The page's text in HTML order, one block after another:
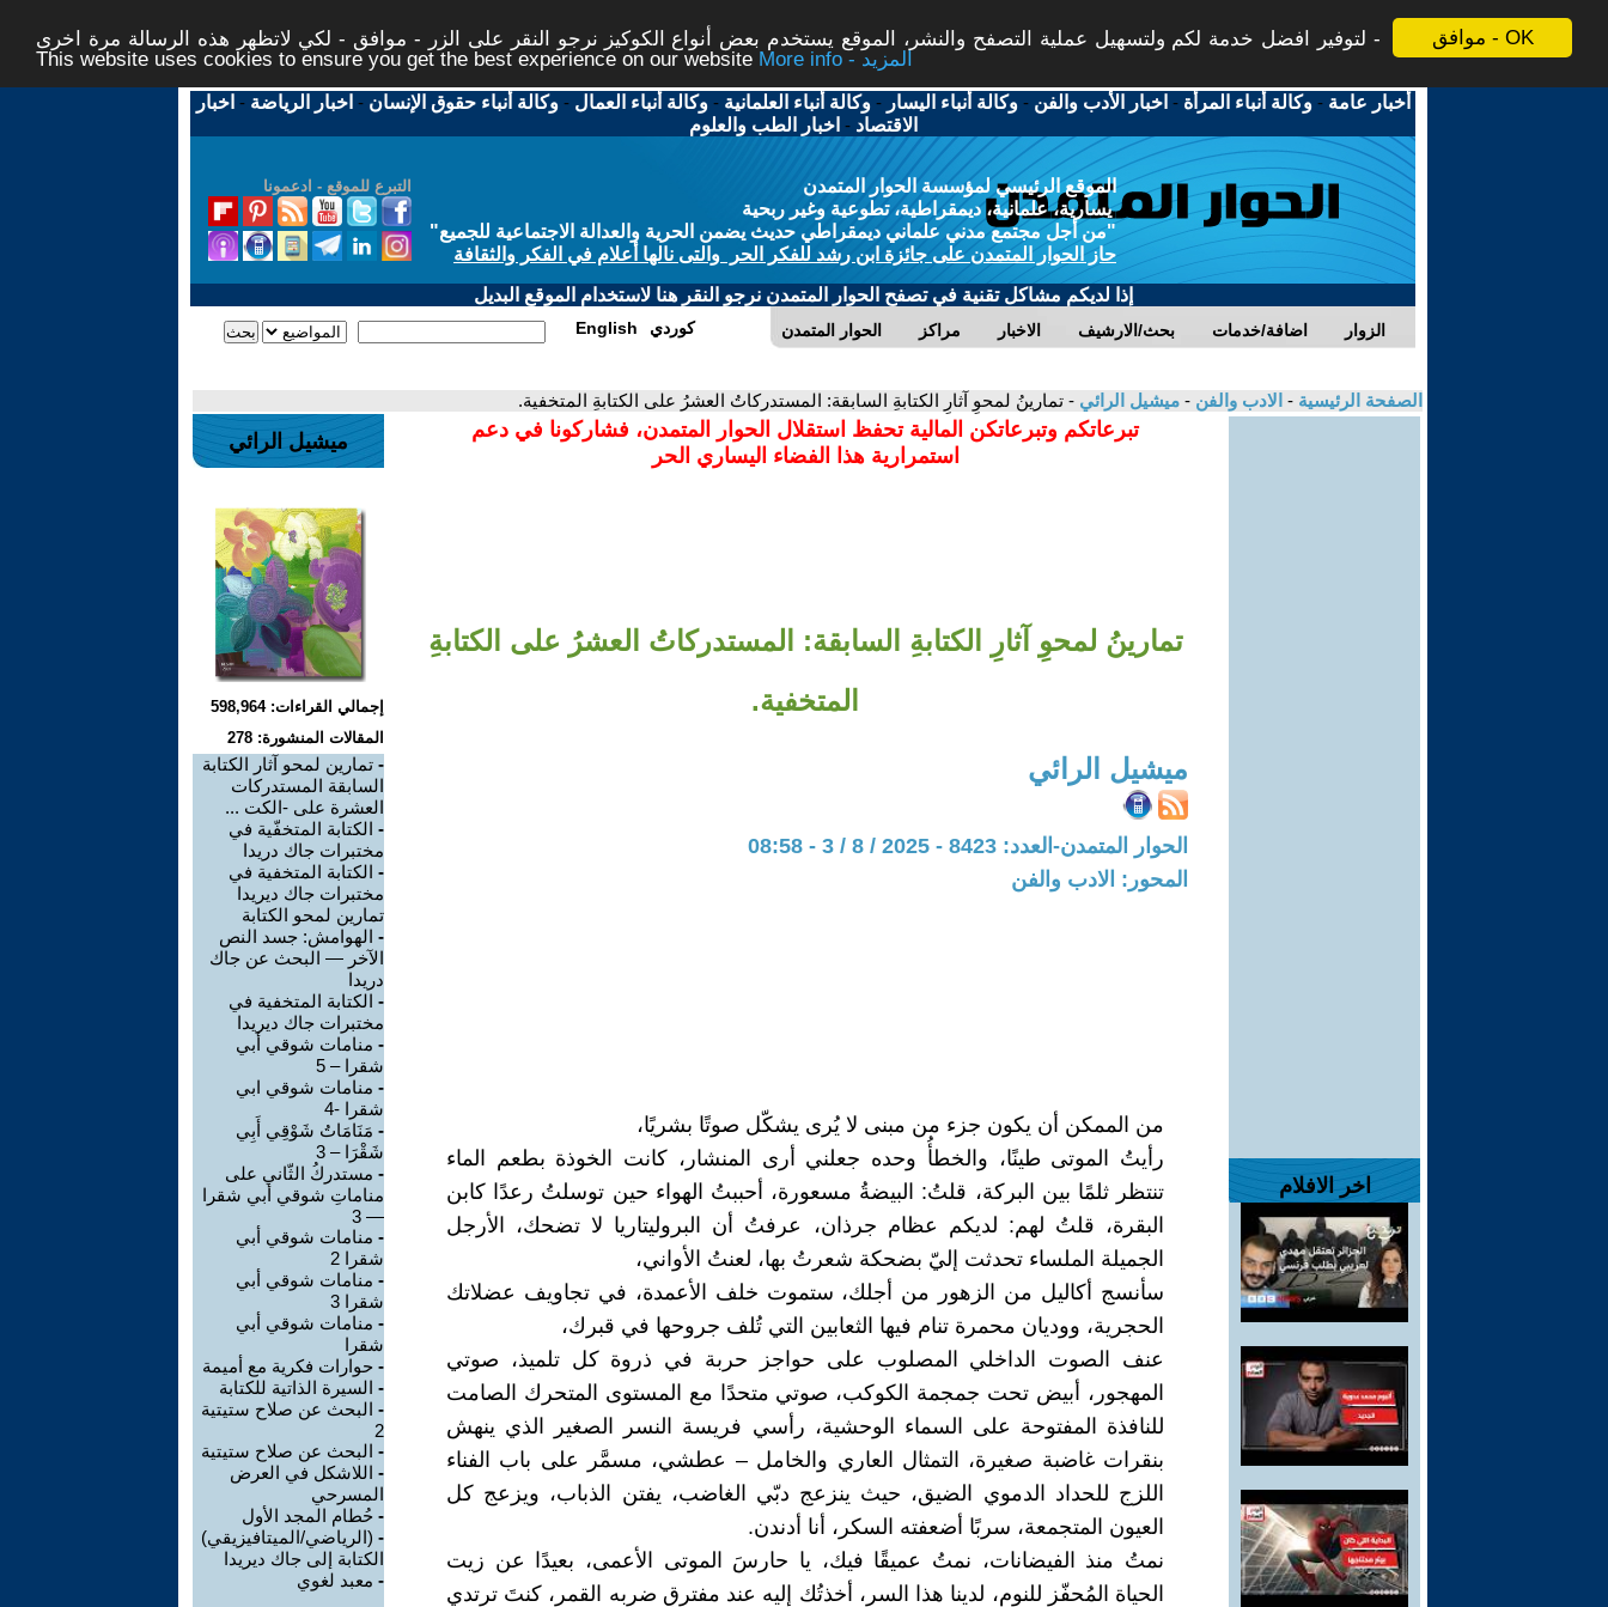
موافق - OK
لتوفير افضل خدمة لكم ولتسهيل عملية التصفح والنشر، الموقع يستخدم بعض أنواع الكوكيز نرجو النقر على الزر - موافق - لكي لاتظهر هذه الرسالة مرة اخرى -
This website uses cookies to ensure you get the best experience on our website
More info - المزيد
أخبار عامة -وكالة أنباء المرأة - اخبار الأدب والفن -وكالة أنباء اليسار -وكالة أنباء العلمانية -وكالة أنباء العمال -وكالة أنباء حقوق الإنسان - اخبار الرياضة - اخبار
الاقتصاد - اخبار الطب والعلوم
التبرع للموقع - ادعمونا
الموقع الرئيسي لمؤسسة الحوار المتمدن
يسارية، علمانية، ديمقراطية، تطوعية وغير ربحية
"من أجل مجتمع مدني علماني ديمقراطي حديث يضمن الحرية والعدالة الاجتماعية للجميع"
حاز الحوار المتمدن على جائزة ابن رشد للفكر الحر والتى نالها أعلام في الفكر والثقافة
إذا لديكم مشاكل تقنية في تصفح الحوار المتمدن نرجو النقر هنا لاستخدام الموقع البديل
الحوار المتمدن مراكز الاخبار بحث/الارشيف اضافة/خدمات الزوار English كوردي
الصفحة الرئيسية - الادب والفن - ميشيل الرائي - تمارينُ لمحوِ آثارِ الكتابةِ السابقة: المستدركاتُ العشرُ على الكتابةِ المتخفية.
اخر الافلام
تبرعاتكم وتبرعاتكن المالية تحفظ استقلال الحوار المتمدن، فشاركونا في دعم
استمرارية هذا الفضاء اليساري الحر
تمارينُ لمحوِ آثارِ الكتابةِ السابقة: المستدركاتُ العشرُ على الكتابةِ
المتخفية.
ميشيل الرائي
الحوار المتمدن-العدد: 8423 - 2025 / 8 / 3 - 08:58
المحور: الادب والفن
من الممكن أن يكون جزء من مبنى لا يُرى يشكّل صوتًا بشريًا،
رأيتُ الموتى طينًا، والخطأُ وحده جعلني أرى المنشار، كانت الخوذة بطعم الماء
تنتظر ثلمًا بين البركة، قلتُ: البيضةُ مسعورة، أحببتُ الهواء حين توسلتُ رعدًا كابن
البقرة، قلتُ لهم: لديكم عظام جرذان، عرفتُ أن البروليتاريا لا تضحك، الأرجل
الجميلة الملساء تحدثت إليّ بضحكة شعرتُ بها، لعنتُ الأواني،
سأنسج أكاليل من الزهور من أجلك، ستموت خلف الأعمدة، في تجاويف عضلاتك
الحجرية، ووديان محمرة تنام فيها الثعابين التي تُلف جروحها في قبرك،
عنف الصوت الداخلي المصلوب على حواجز حربة في ذروة كل تلميذ، صوتي
المهجور، أبيض تحت جمجمة الكوكب، صوتي متحدًا مع المستوى المتحرك الصامت
للنافذة المفتوحة على السماء الوحشية، رأسي فريسة النسر الصغير الذي ينهش
بنقرات غاضبة صغيرة، التمثال العاري والخامل – عطشي، مسمَّر على باب الفناء
اللزج للحداد الدموي الضيق، حيث ينزعج دبّي الغاضب، يفتن الذباب، ويزعج كل
العيون المتجمعة، سربًا أضعفته السكر، أنا أدندن.
نمتُ منذ الفيضانات، نمتُ عميقًا فيك، يا حارسَ الموتى الأعمى، بعيدًا عن زيت
الحياة المُحفّز للنوم، لدينا هذا السر، أخذتُك إليه عند مفترقٍ ضربه القمر، كنتَ ترتدي
ميشيل الرائي
إجمالي القراءات: 598,964
المقالات المنشورة: 278
- تمارين لمحو آثار الكتابة
السابقة المستدركات
العشرة على -الكت ...
- الكتابة المتخفّية في
مختبرات جاك دريدا
- الكتابة المتخفية في
مختبرات جاك ديريدا
تمارين لمحو الكتابة
- الهوامش: جسد النص
الآخر — البحث عن جاك
دريدا
- الكتابة المتخفية في
مختبرات جاك ديريدا
- منامات شوقي أبي
شقرا – 5
- منامات شوقي ابي
شقرا -4
- مَنَامَاتُ شَوْقِي أَبِي
شَقْرَا – 3
- مستدركُ الثّاني على
مناماتِ شوقي أبي شقرا
— 3
- منامات شوقي أبي
شقرا 2
- منامات شوقي أبي
شقرا 3
- منامات شوقي أبي
شقرا
- حوارات فكرية مع أميمة
- السيرة الذاتية للكتابة
- البحث عن صلاح ستيتية
2
- البحث عن صلاح ستيتية
- اللاشكل في العرض
المسرحي
- حُطام المجد الأول
- (الرياضي/الميتافيزيقي)
الكتابة إلى جاك ديريدا
- معبد لغوي